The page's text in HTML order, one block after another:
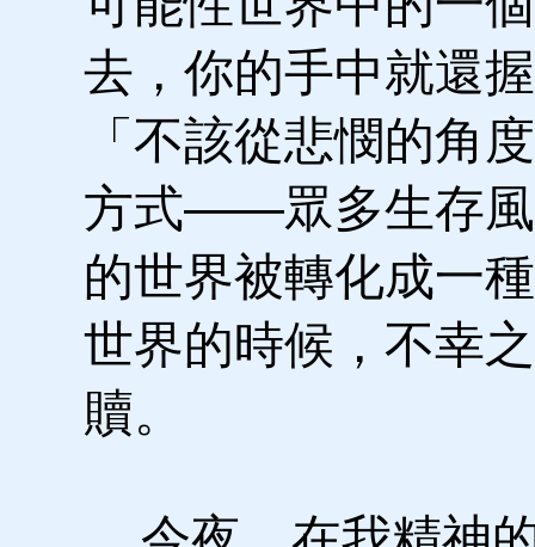
去，你的手中就還
「不該從悲憫的角
方式——眾多生存風
的世界被轉化成一
世界的時候，不幸
贖。